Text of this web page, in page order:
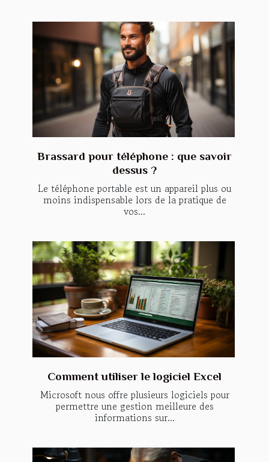
Brassard pour téléphone : que savoir
dessus ?
Le téléphone portable est un appareil plus ou
moins indispensable lors de la pratique de
vos...
Comment utiliser le logiciel Excel
Microsoft nous offre plusieurs logiciels pour
permettre une gestion meilleure des
informations sur...